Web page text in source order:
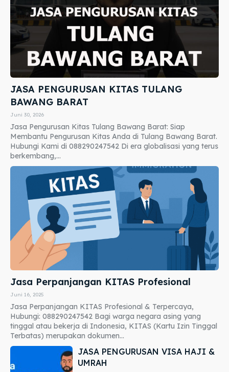
JASA PENGURUSAN KITAS TULANG
BAWANG BARAT
Juni 30, 2026
Jasa Pengurusan Kitas Tulang Bawang Barat: Siap
Membantu Pengurusan Kitas Anda di Tulang Bawang Barat.
Hubungi Kami di 088290247542 Di era globalisasi yang terus
berkembang,...
Jasa Perpanjangan KITAS Profesional
Juni 16, 2025
Jasa Perpanjangan KITAS Profesional & Terpercaya,
Hubungi: 088290247542 Bagi warga negara asing yang
tinggal atau bekerja di Indonesia, KITAS (Kartu Izin Tinggal
Terbatas) merupakan dokumen...
JASA PENGURUSAN VISA HAJI &
UMRAH